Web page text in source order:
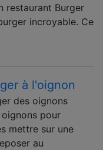
restaurant Burger
incroyable. Ce
à l'oignon
des oignons
pour
mettre sur une
au